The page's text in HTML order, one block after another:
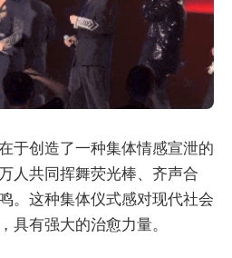
于创造了一种集体情感宣泄的
人共同挥舞荧光棒、齐声合
。这种集体仪式感对现代社会
具有强大的治愈力量。